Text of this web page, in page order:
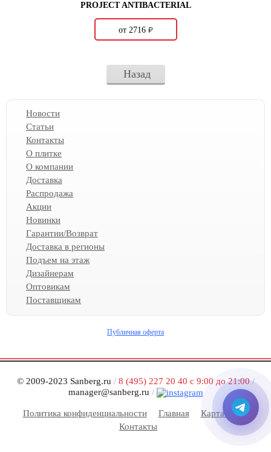
PROJECT ANTIBACTERIAL
от 2716 о
Назад
Новости
Статьи
Контакты
О плитке
О компании
Доставка
Распродажа
Акции
Новинки
Гарантии/Возврат
Доставка в регионы
Подъем на этаж
Дизайнерам
Оптовикам
Поставщикам
Публичная оферта
© 2009-2023 Sanberg.ru / 8 (495) 227 20 40 с 9:00 до 21:00 /
manager@sanberg.ru /
Политика конфиденциальности Главная
Карта сайта
Контакты